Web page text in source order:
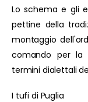
Lo schema e gli
pettine della
montaggio
comando per la
termini dialettali
I tufi di Puglia